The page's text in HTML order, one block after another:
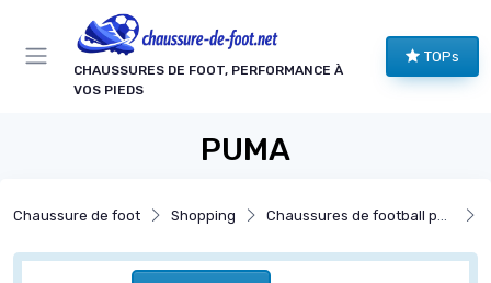
CHAUSSURES DE FOOT, PERFORMANCE À
VOS PIEDS
TOPs
PUMA
Chaussure de foot Shopping Chaussures de football par surface
Panneau de gestion des cookies